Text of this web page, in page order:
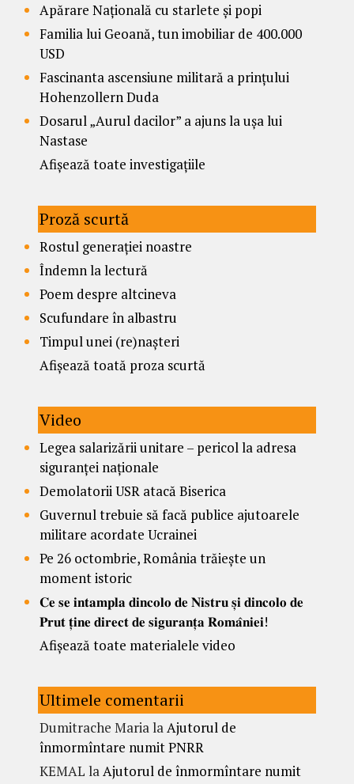
Apărare Națională cu starlete și popi
Familia lui Geoană, tun imobiliar de 400.000
USD
Fascinanta ascensiune militară a prințului
Hohenzollern Duda
Dosarul „Aurul dacilor” a ajuns la ușa lui
Nastase
Afișează toate investigațiile
Proză scurtă
Rostul generației noastre
Îndemn la lectură
Poem despre altcineva
Scufundare în albastru
Timpul unei (re)nașteri
Afișează toată proza scurtă
Video
Legea salarizării unitare – pericol la adresa
siguranței naționale
Demolatorii USR atacă Biserica
Guvernul trebuie să facă publice ajutoarele
militare acordate Ucrainei
Pe 26 octombrie, România trăiește un
moment istoric
𝐂𝐞 𝐬𝐞 𝐢𝐧𝐭𝐚𝐦𝐩𝐥𝐚 𝐝𝐢𝐧𝐜𝐨𝐥𝐨 𝐝𝐞 𝐍𝐢𝐬𝐭𝐫𝐮 𝐬̦𝐢 𝐝𝐢𝐧𝐜𝐨𝐥𝐨 𝐝𝐞
𝐏𝐫𝐮𝐭 𝐭̦𝐢𝐧𝐞 𝐝𝐢𝐫𝐞𝐜𝐭 𝐝𝐞 𝐬𝐢𝐠𝐮𝐫𝐚𝐧𝐭̦𝐚 𝐑𝐨𝐦𝐚̂𝐧𝐢𝐞𝐢!
Afișează toate materialele video
Ultimele comentarii
Dumitrache MarialaAjutorul de
înmormîntare numit PNRR
KEMAL laAjutorul de înmormîntare numit